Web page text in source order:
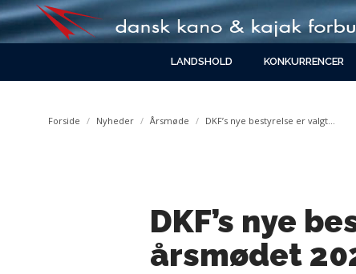
LANDSHOLD KONKURRENCER
You are here:
Forside Nyheder Årsmøde DKF’s nye bestyrelse er valgt…
DKF’s nye
årsmødet